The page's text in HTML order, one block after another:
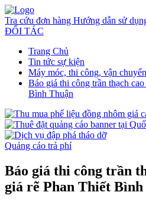
Tra cứu đơn hàng Hướng dẫn sử
ĐỐI TÁC
Trang Chủ
Tin tức sự kiện
Máy móc, thi công, vận chuyển
Báo giá thi công trần thạch
Bình Thuận
Quảng cáo trả phí
Báo giá thi công trần
giá rẽ Phan Thiết